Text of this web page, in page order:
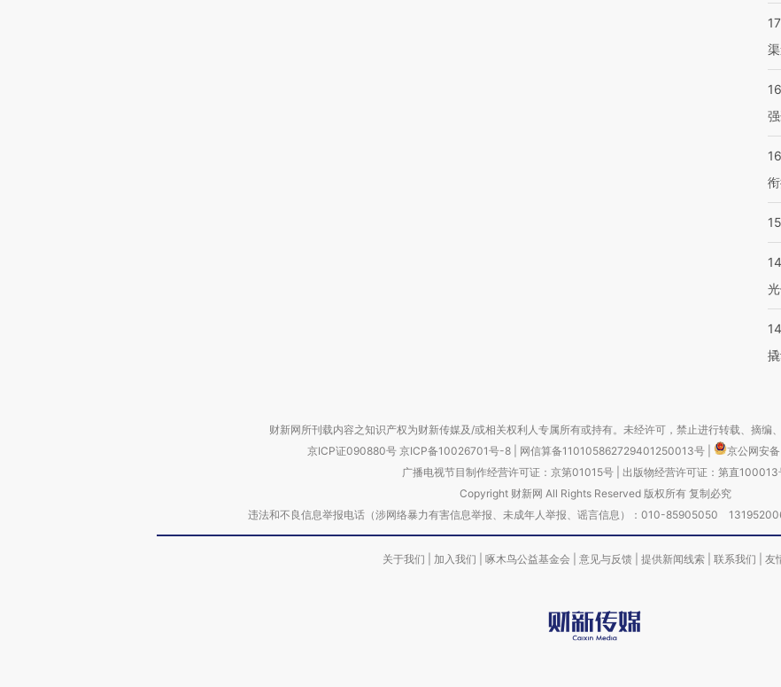
财新网所刊载内容之知识产权为财新传媒及/或相关权利人专属所有或持有。未经许可，禁止进行转载、摘编
京ICP证090880号 京ICP备10026701号-8 网信算备110105862729401250013号
京公网安
广播电视节目制作经营许可证：京第01015号| 出版物经营许可证：第直100013
Copyright 财新网 All Rights Reserved 版权所有 复制必究
违法和不良信息举报电话（涉网络暴力有害信息举报、未成年人举报、谣言信息）：010-85905050
关于我们 加入我们 啄木鸟公益基金会 意见与反馈 提供新闻线索 联系我们 友